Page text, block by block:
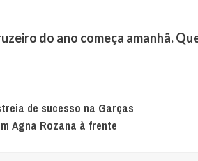
do ano começa amanhã.
de sucesso na Garças
Agna Rozana à frente